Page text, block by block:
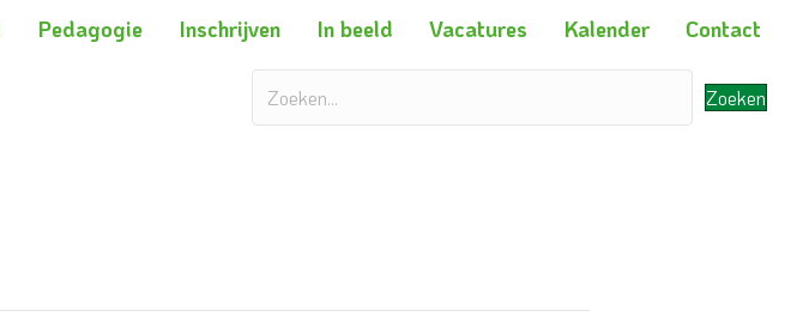
Pedagogie Inschrijven In beeld Vacatures Kalender Contact
Zoeken